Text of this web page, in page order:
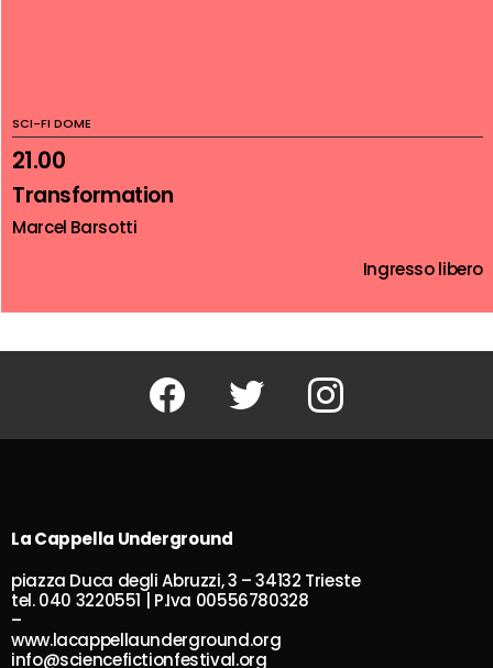
SCI-FI DOME
21.00
Transformation
Marcel Barsotti
Ingresso libero
Facebook Twitter Instagram
La Cappella Underground
piazza Duca degli Abruzzi, 3 – 34132 Trieste
tel. 040 3220551 | P.Iva 00556780328
–
www.lacappellaunderground.org
info@sciencefictionfestival.org